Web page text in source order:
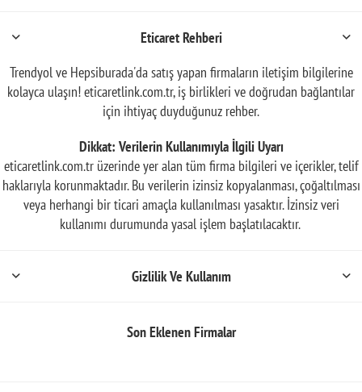
Eticaret Rehberi
Trendyol ve Hepsiburada'da satış yapan firmaların iletişim bilgilerine
kolayca ulaşın! eticaretlink.com.tr, iş birlikleri ve doğrudan bağlantılar
için ihtiyaç duyduğunuz rehber.
Dikkat: Verilerin Kullanımıyla İlgili Uyarı
eticaretlink.com.tr üzerinde yer alan tüm firma bilgileri ve içerikler, telif
haklarıyla korunmaktadır. Bu verilerin izinsiz kopyalanması, çoğaltılması
veya herhangi bir ticari amaçla kullanılması yasaktır. İzinsiz veri
kullanımı durumunda yasal işlem başlatılacaktır.
Gizlilik Ve Kullanım
Son Eklenen Firmalar